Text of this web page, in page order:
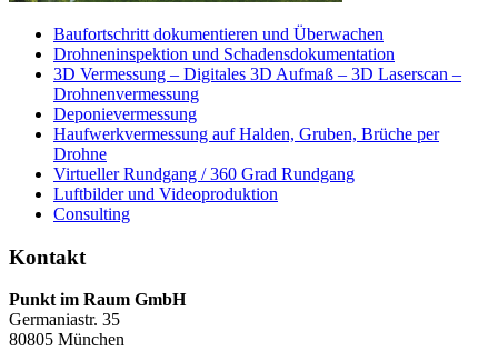
Baufortschritt dokumentieren und Überwachen
Drohneninspektion und Schadensdokumentation
3D Vermessung – Digitales 3D Aufmaß – 3D Laserscan –
Drohnenvermessung
Deponievermessung
Haufwerkvermessung auf Halden, Gruben, Brüche per
Drohne
Virtueller Rundgang / 360 Grad Rundgang
Luftbilder und Videoproduktion
Consulting
Kontakt
Punkt im Raum GmbH
Germaniastr. 35
80805 München